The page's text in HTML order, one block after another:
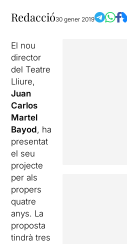
Redacció30 gener 2019
El nou
director
del Teatre
Lliure,
Juan
Carlos
Martel
Bayod, ha
presentat
el seu
projecte
per als
propers
quatre
anys. La
proposta
tindrà tres